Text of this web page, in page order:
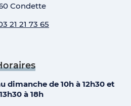
Condette
21 21 73 65
dimanche de 10h à 12h30 et
à 18h